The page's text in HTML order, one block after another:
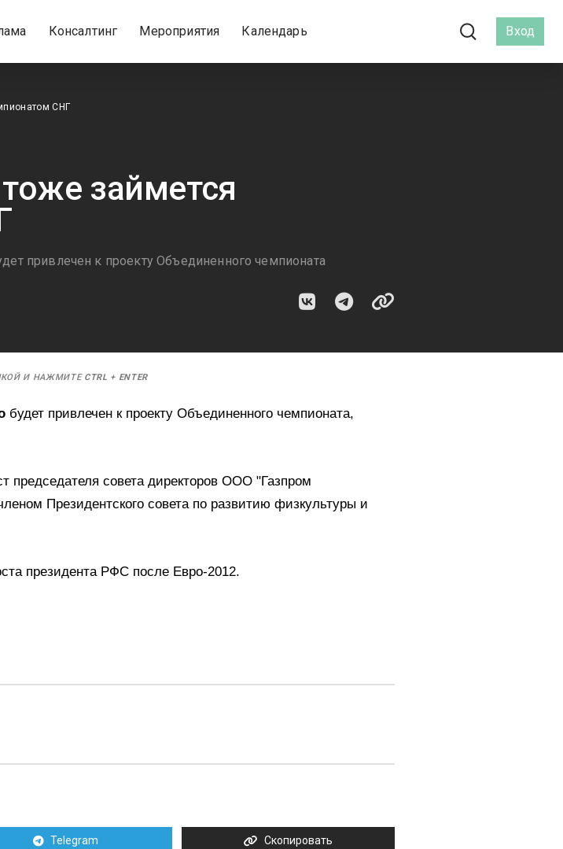
Консалтинг Мероприятия Календарь Вход
СНГ
займется
привлечен к проекту Объединенного чемпионата
И НАЖМИТЕ CTRL + ENTER
будет привлечен к проекту Объединенного чемпионата,
председателя совета директоров ООО "Газпром
Президентского совета по развитию физкультуры и
президента РФС после Евро-2012.
Telegram Скопировать